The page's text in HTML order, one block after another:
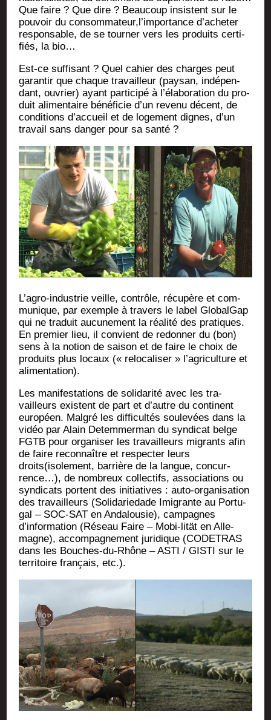
Que faire ? Que dire ? Beau­coup insistent sur le
pou­voir du consommateur,l’importance d’acheter
res­pon­sable, de se tour­ner vers les pro­duits cer­ti­
fiés, la bio…
Est-ce suf­fi­sant ? Quel cahier des charges peut
garan­tir que chaque tra­vailleur (pay­san, indé­pen­
dant, ouvrier) ayant par­ti­ci­pé à l’élaboration du pro­
duit ali­men­taire béné­fi­cie d’un reve­nu décent, de
condi­tions d’accueil et de loge­ment dignes, d’un
tra­vail sans dan­ger pour sa santé ?
L’agro-industrie veille, contrôle, récu­père et com­
mu­nique, par exemple à tra­vers le label Glo­bal­Gap
qui ne tra­duit aucu­ne­ment la réa­li­té des pra­tiques.
En pre­mier lieu, il convient de redon­ner du (bon)
sens à la notion de sai­son et de faire le choix de
pro­duits plus locaux (« relo­ca­li­ser » l’agriculture et
alimentation).
Les mani­fes­ta­tions de soli­da­ri­té avec les tra­
vailleurs existent de part et d’autre du conti­nent
euro­péen. Mal­gré les dif­fi­cul­tés sou­le­vées dans la
vidéo par Alain Detem­mer­man du syn­di­cat belge
FGTB pour orga­ni­ser les tra­vailleurs migrants afin
de faire recon­naître et res­pec­ter leurs
droits(isolement, bar­rière de la langue, concur­
rence…), de nom­breux col­lec­tifs, asso­cia­tions ou
syn­di­cats portent des ini­tia­tives : auto-orga­ni­sa­tion
des tra­vailleurs (Soli­da­rie­dade Imi­grante au Por­tu­
gal – SOC-SAT en Anda­lou­sie), cam­pagnes
d’information (Réseau Faire – Mobi-lität en Alle­
magne), accom­pa­gne­ment juri­dique (CODETRAS
dans les Bouches-du-Rhône – ASTI / GISTI sur le
ter­ri­toire fran­çais, etc.).